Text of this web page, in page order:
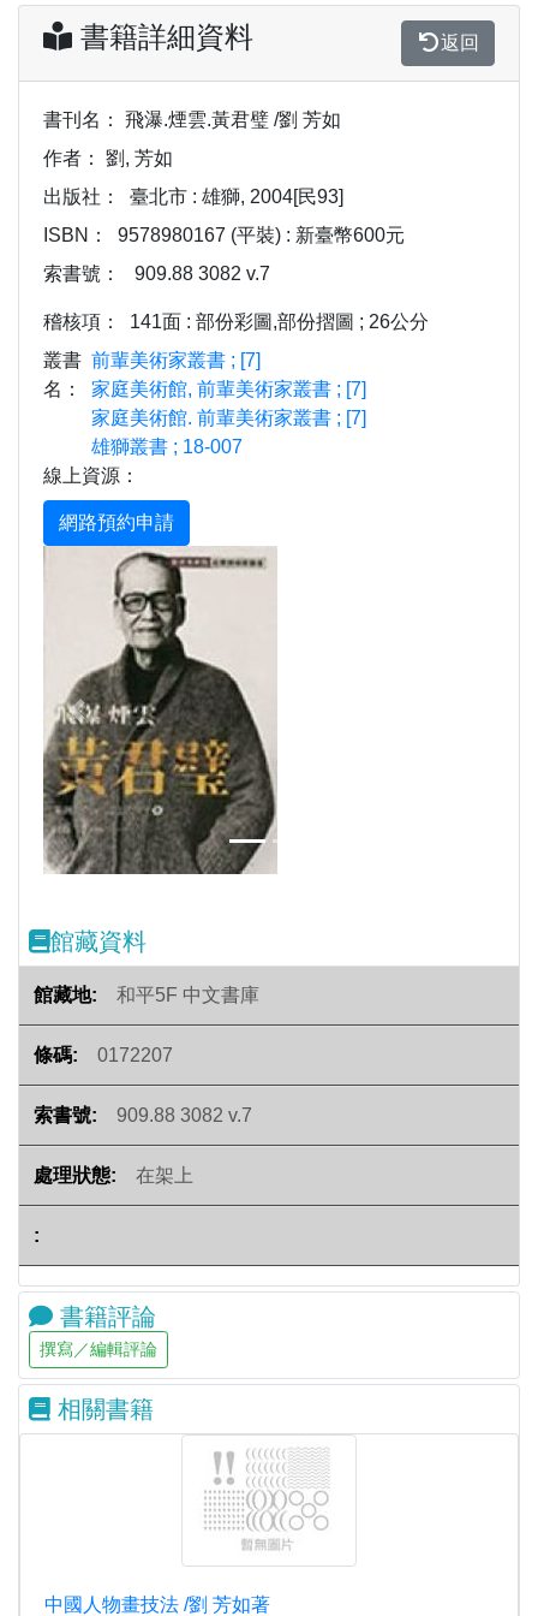
書籍詳細資料 返回
書刊名：
飛瀑.煙雲.黃君璧 /劉 芳如
作者：
劉, 芳如
出版社：
臺北市 : 雄獅, 2004[民93]
ISBN：
9578980167 (平裝) : 新臺幣600元
索書號：
909.88 3082 v.7
稽核項：
141面 : 部份彩圖,部份摺圖 ; 26公分
叢書
名：
前輩美術家叢書 ; [7]
家庭美術館, 前輩美術家叢書 ; [7]
家庭美術館. 前輩美術家叢書 ; [7]
雄獅叢書 ; 18-007
線上資源：
Previous
館藏資料
和平5F 中文書庫
0172207
909.88 3082 v.7
在架上
書籍評論
相關書籍
中國人物畫技法 /劉 芳如著